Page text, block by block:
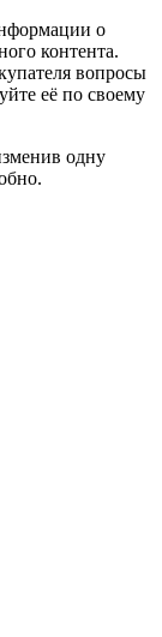
о
контента.
вопросы
её по своему
одну